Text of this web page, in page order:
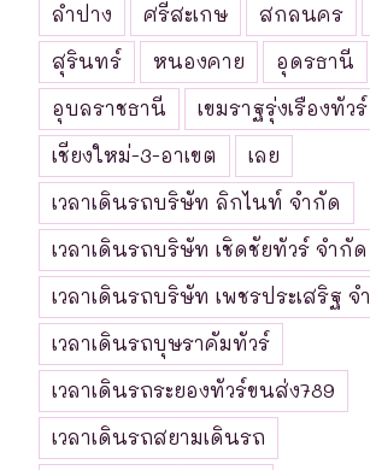
ลำปาง
ศรีสะเกษ สกลนคร
สุรินทร์
หนองคาย
อุดรธานี
อุบลราชธานี
เขมราฐรุ่งเรืองทัวร์
เชียงใหม่-3-อาเขต
เลย
เวลาเดินรถบริษัท ลิกไนท์ จำกัด
เวลาเดินรถบริษัท เชิดชัยทัวร์ จำกัด
เวลาเดินรถบริษัท เพชรประเสริฐ จ
เวลาเดินรถบุษราคัมทัวร์
เวลาเดินรถระยองทัวร์ขนส่ง789
เวลาเดินรถสยามเดินรถ